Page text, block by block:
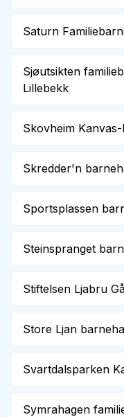
Saturn
Sjøutsikten
Lillebekk
Skovheim
Skredder'n
Sportsplassen
Steinspranget
Stiftelsen Ljabru
Store Ljan
Svartdalsparken
Symrahagen